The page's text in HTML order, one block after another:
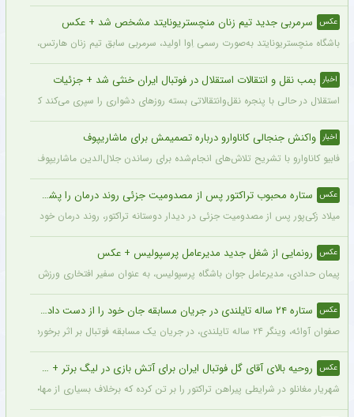
عکس سرمربی جدید تیم زنان منچستریونایتد مشخص شد + عکس
باشگاه منچستریونایتد به‌صورت رسمی اِوا اولید، سرمربی سابق تیم زنان هارتس، را
اخبار بمب نقل و انتقالات استقلال در فوتبال ایران خنثی شد + جزئیات
استقلال در حالی با پنجره نقل‌وانتقالاتی بسته روزهای دشواری را سپری می‌کند که در
اخبار واکنش جنجالی کاناوارو درباره تصمیمش برای ماشاریپوف
فابیو کاناوارو با تشریح تلاش‌های انجام‌شده برای رساندن جلال‌الدین ماشاریپوف به
عکس ستاره محبوب تراکتور پس از مصدومیت جزئی روند درمان را پشت سر گذاشت + عکس
میلاد زکی‌پور پس از مصدومیت جزئی در دیدار دوستانه تراکتور، روند درمان خود را
عکس رونمایی از شغل جدید مدیرعامل پرسپولیس + عکس
پیمان حدادی، مدیرعامل جوان باشگاه پرسپولیس، به عنوان سفیر افتخاری ورزش چوگان
عکس ستاره ۲۴ ساله تایلندی در جریان مسابقه جان خود را از دست داد + عکس
صفوان آوائه، وینگر ۲۴ ساله تایلندی، در جریان یک مسابقه فوتبال بر اثر برخورد صاعقه جان خود را از دست داد.
عکس روحیه بالای آقای گل فوتبال ایران برای آتش بازی در لیگ برتر + عکس
شهریار مغانلو در شرایطی پیراهن تراکتور را بر تن کرده که برخلاف بسیاری از مهاجمان